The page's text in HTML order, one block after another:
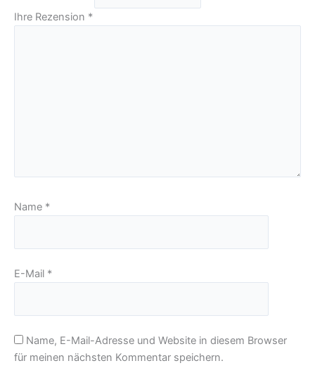
Ihre Rezension *
Name *
E-Mail *
Name, E-Mail-Adresse und Website in diesem Browser
für meinen nächsten Kommentar speichern.